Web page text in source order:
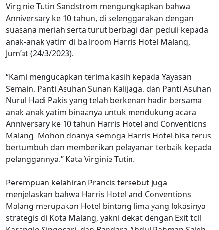
Virginie Tutin Sandstrom mengungkapkan bahwa
Anniversary ke 10 tahun, di selenggarakan dengan
suasana meriah serta turut berbagi dan peduli kepada
anak-anak yatim di ballroom Harris Hotel Malang,
Jum’at (24/3/2023).
“Kami mengucapkan terima kasih kepada Yayasan
Semain, Panti Asuhan Sunan Kalijaga, dan Panti Asuhan
Nurul Hadi Pakis yang telah berkenan hadir bersama
anak anak yatim binaanya untuk mendukung acara
Anniversary ke 10 tahun Harris Hotel and Conventions
Malang. Mohon doanya semoga Harris Hotel bisa terus
bertumbuh dan memberikan pelayanan terbaik kepada
pelanggannya.” Kata Virginie Tutin.
Perempuan kelahiran Prancis tersebut juga
menjelaskan bahwa Harris Hotel and Conventions
Malang merupakan Hotel bintang lima yang lokasinya
strategis di Kota Malang, yakni dekat dengan Exit toll